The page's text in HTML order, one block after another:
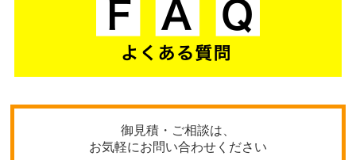
御見積・ご相談は、
お気軽にお問い合わせください